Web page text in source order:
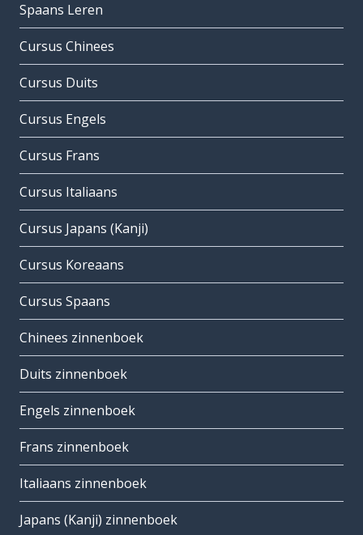
Spaans Leren
Cursus Chinees
Cursus Duits
Cursus Engels
Cursus Frans
Cursus Italiaans
Cursus Japans (Kanji)
Cursus Koreaans
Cursus Spaans
Chinees zinnenboek
Duits zinnenboek
Engels zinnenboek
Frans zinnenboek
Italiaans zinnenboek
Japans (Kanji) zinnenboek